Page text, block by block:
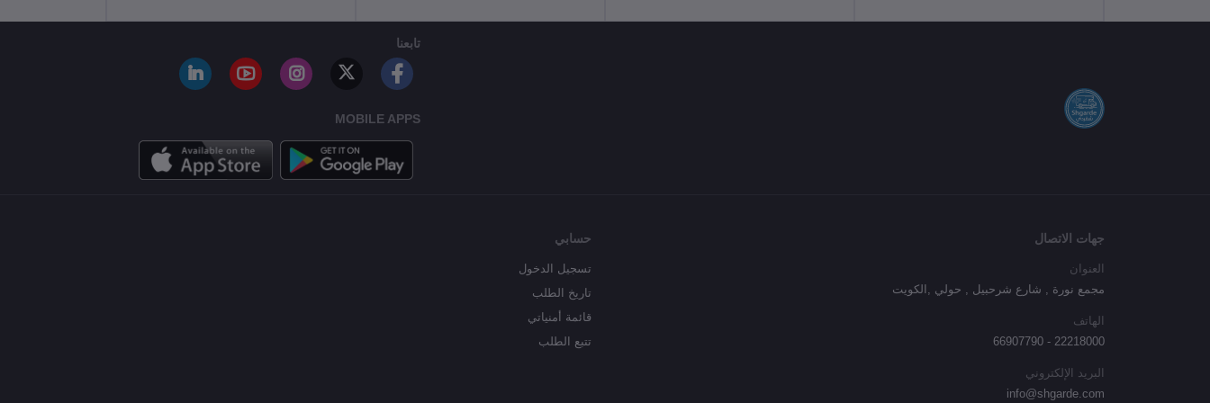
تابعنا
MOBILE APPS
جهات الاتصال
العنوان
مجمع نورة , شارع شرحبيل , حولي ,الكويت
الهاتف
22218000 - 66907790
البريد الإلكتروني
info@shgarde.com
حسابي
تسجيل الدخول
تاريخ الطلب
قائمة أمنياتي
تتبع الطلب